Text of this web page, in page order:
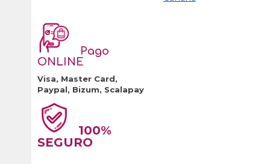
Pago
ONLINE
Visa, Master Card,
Paypal, Bizum, Scalapay
100%
SEGURO